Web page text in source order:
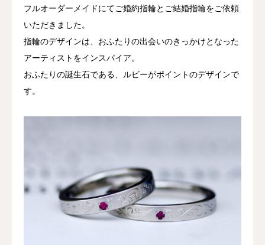
フルオーダーメイドにてご婚約指輪とご結婚指輪をご依頼
いただきました。
指輪のデザインは、おふたりの出会いのきっかけとなった
アーティストをインスパイア。
おふたりの誕生石である、ルビーがポイントのデザインで
す。